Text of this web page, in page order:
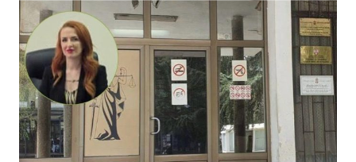
Your email address will not be published.
Required fields are marked
Comment*